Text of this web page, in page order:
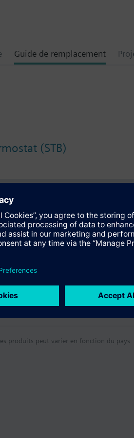
Guide de remplacement
(STB)
produits peut varier en fonction du pays